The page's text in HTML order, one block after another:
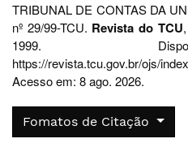
TRIBUNAL DE CONTAS DA
nº 29/99-TCU. Revista do TCU
1999.
https://revista.tcu.gov.br/ojs/
Acesso em: 8 ago. 2026.
Fomatos de Citação